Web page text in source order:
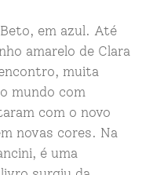
em azul. Até
amarelo de Clara
muita
mundo com
com o novo
novas cores. Na
é uma